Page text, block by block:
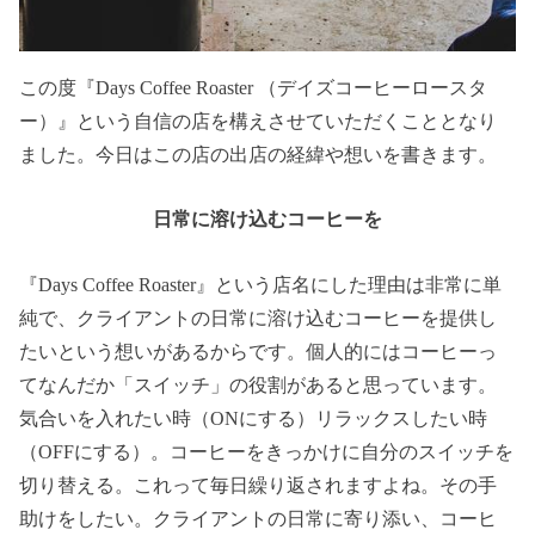
この度『Days Coffee Roaster （デイズコーヒーロースタ
ー）』という自信の店を構えさせていただくこととなり
ました。今日はこの店の出店の経緯や想いを書きます。
日常に溶け込むコーヒーを
『Days Coffee Roaster』という店名にした理由は非常に単
純で、クライアントの日常に溶け込むコーヒーを提供し
たいという想いがあるからです。個人的にはコーヒーっ
てなんだか「スイッチ」の役割があると思っています。
気合いを入れたい時（ONにする）リラックスしたい時
（OFFにする）。コーヒーをきっかけに自分のスイッチを
切り替える。これって毎日繰り返されますよね。その手
助けをしたい。クライアントの日常に寄り添い、コーヒ